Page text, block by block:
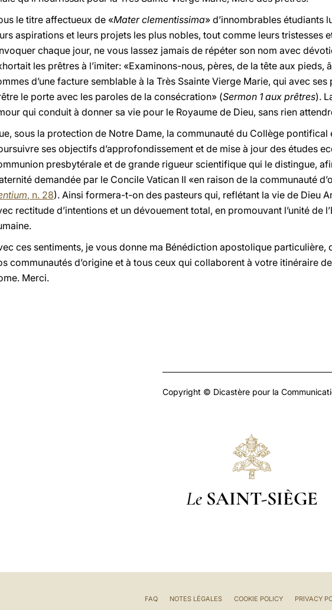
le titre affectueux de «Mater clementissima» d’innombrables étudiants
aspirations et leurs projets les plus nobles, tout comme leurs tristesses
chaque jour, ne vous lassez jamais de répéter son nom avec
les prêtres à l’imiter: «Examinons-nous, pères, de la tête aux pieds,
d’une facture semblable à la Très Ssainte Vierge Marie, qui avec
le porte avec les paroles de la consécration» (Sermon 1 aux prêtres).
qui conduit à donner sa vie pour le Royaume de Dieu, sans rien
sous la protection de Notre Dame, la communauté du Collège
ses objectifs d’approfondissement et de mise à jour des études
presbytérale et de grande rigueur scientifique qui le distingue,
demandée par le Concile Vatican II «en raison de la communauté
, n. 28). Ainsi formera-t-on des pasteurs qui, reflétant la vie de Dieu
rectitude d’intentions et un dévouement total, en promouvant l’unité de
ces sentiments, je vous donne ma Bénédiction apostolique particulière,
communautés d’origine et à tous ceux qui collaborent à votre itinéraire
Merci.
Copyright © Dicastère pour la
Le SAINT-SIÈGE
FAQ NOTES LÉGALES COOKIE POLICY PRIVACY